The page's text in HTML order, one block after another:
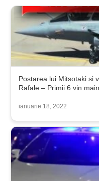
Postarea lui Mitsotaki si
Rafale – Primii 6 vin
ianuarie 18, 2022